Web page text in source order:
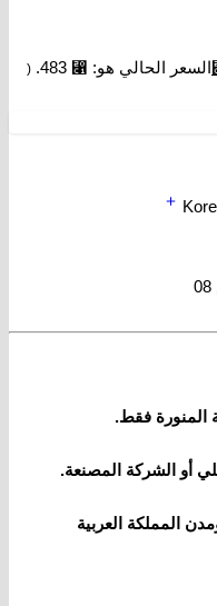
السعر الحالي هو: ⃁ 483.
(
المنورة فقط.
أو الشركة المصنعة.
المملكة العربية